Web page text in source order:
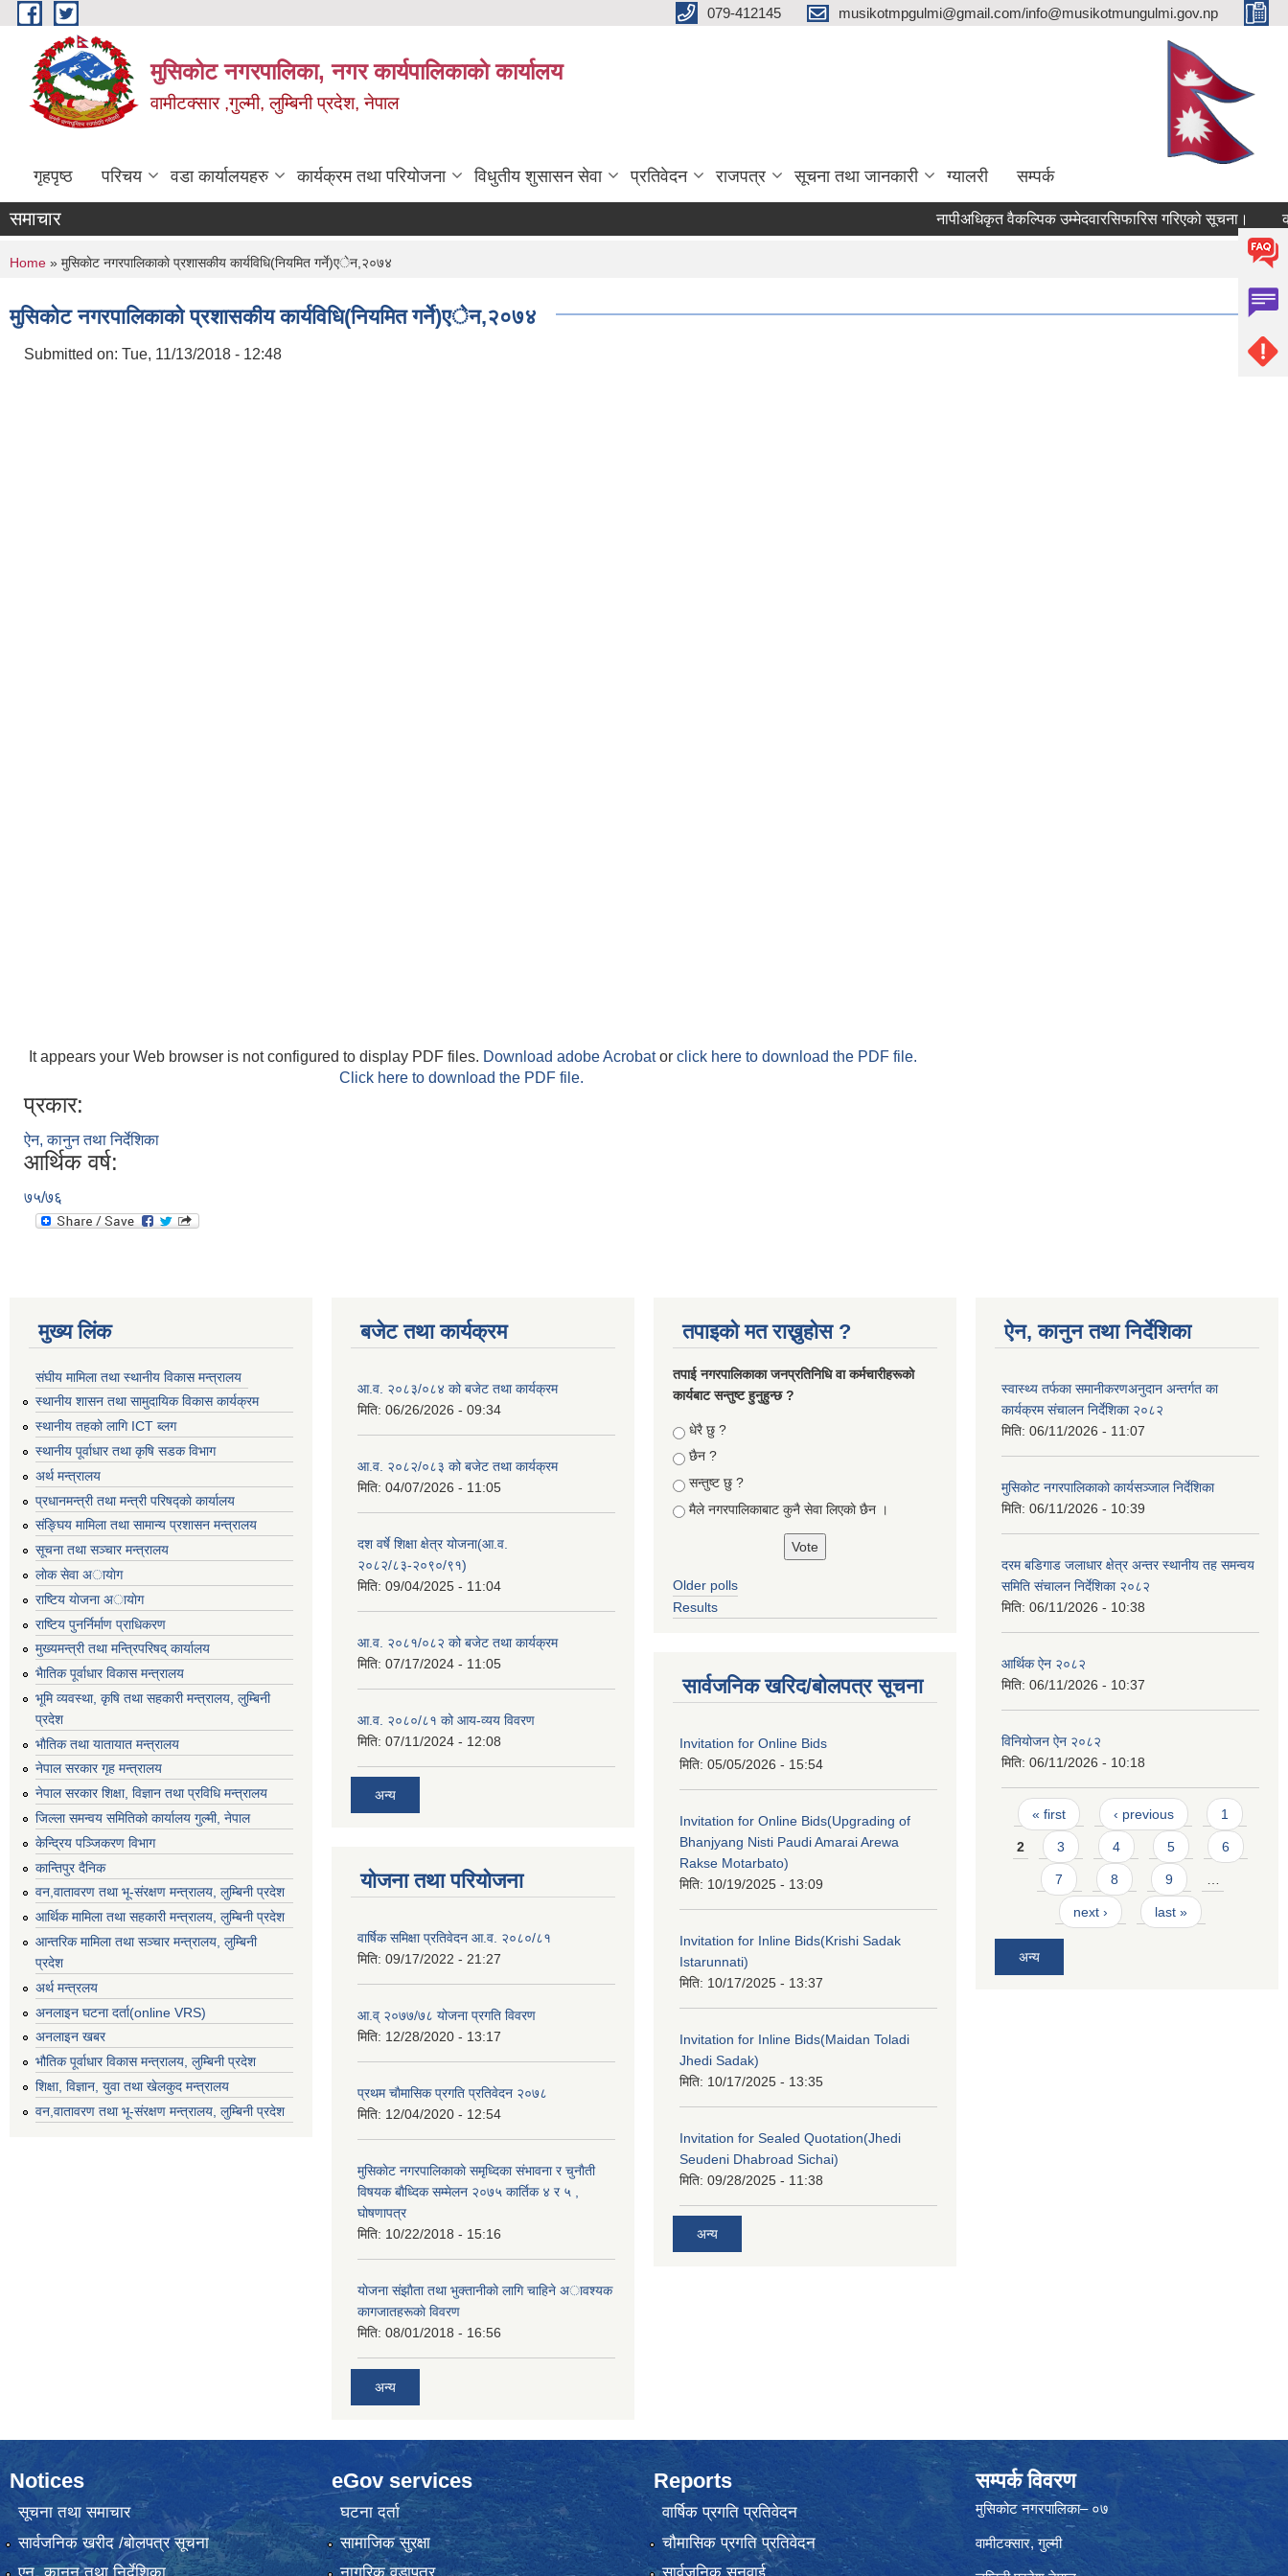
Skip to main content 079-412145 musikotmpgulmi@gmail.com/info@musikotmungulmi.gov.np
मुसिकोट नगरपालिका, नगर कार्यपालिकाकाे कार्यालय
वामीटक्सार ,गुल्मी, लुम्बिनी प्रदेश, नेपाल
गृहपृष्ठ परिचय वडा कार्यालयहरु कार्यक्रम तथा परियोजना विधुतीय शुसासन सेवा प्रतिवेदन राजपत्र सूचना तथा जानकारी ग्यालरी सम्पर्क
समाचार नापीअधिकृत वैकल्पिक उम्मेदवारसिफारिस गरिएको सूचना।
You are here
Home » मुसिकाेट नगरपालिकाकाे प्रशासकीय कार्यविधि(नियमित गर्ने)एेन,२०७४
मुसिकाेट नगरपालिकाकाे प्रशासकीय कार्यविधि(नियमित गर्ने)एेन,२०७४
Submitted on: Tue, 11/13/2018 - 12:48
It appears your Web browser is not configured to display PDF files. Download adobe Acrobator click here to download the PDF file.
Click here to download the PDF file.
प्रकार:
ऐन, कानुन तथा निर्देशिका
आर्थिक वर्ष:
७५/७६
मुख्य लिंक
संघीय मामिला तथा स्थानीय विकास मन्त्रालय
स्थानीय शासन तथा सामुदायिक विकास कार्यक्रम
स्थानीय तहको लागि ICT ब्लग
स्थानीय पूर्वाधार तथा कृषि सडक विभाग
अर्थ मन्त्रालय
प्रधानमन्त्री तथा मन्त्री परिषद्काे कार्यालय
संङ्घिय मामिला तथा सामान्य प्रशासन मन्त्रालय
सूचना तथा सञ्चार मन्त्रालय
लाेक सेवा अायाेग
राष्टिय याेजना अायाेग
राष्टिय पुनर्निर्माण प्राधिकरण
मुख्यमन्त्री तथा मन्त्रिपरिषद् कार्यालय
भैातिक पूर्वाधार विकास मन्त्रालय
भूमि व्यवस्था, कृषि तथा सहकारी मन्त्रालय, लु्म्बिनी
प्रदेश
भाैतिक तथा यातायात मन्त्रालय
नेपाल सरकार गृह मन्त्रालय
नेपाल सरकार शिक्षा, विज्ञान तथा प्रविधि मन्त्रालय
जिल्ला समन्वय समितिको कार्यालय गुल्मी, नेपाल
केन्द्रिय पञ्जिकरण विभाग
कान्तिपुर दैनिक
वन,वातावरण तथा भू-संरक्षण मन्त्रालय, लुम्बिनी प्रदेश
आर्थिक मामिला तथा सहकारी मन्त्रालय, लुम्बिनी प्रदेश
आन्तरिक मामिला तथा सञ्चार मन्त्रालय, लुम्बिनी
प्रदेश
अर्थ मन्त्रलय
अनलाइन घटना दर्ता(online VRS)
अनलाइन खबर
भौतिक पूर्वाधार विकास मन्त्रालय, लुम्बिनी प्रदेश
शिक्षा, विज्ञान, युवा तथा खेलकुद मन्‍‍त्रालय
वन,वातावरण तथा भू-संरक्षण मन्त्रालय, लुम्बिनी प्रदेश
बजेट तथा कार्यक्रम
आ.व. २०८३/०८४ को बजेट तथा कार्यक्रम
मिति: 06/26/2026 - 09:34
आ.व. २०८२/०८३ को बजेट तथा कार्यक्रम
मिति: 04/07/2026 - 11:05
दश वर्षे शिक्षा क्षेत्र योजना(आ.व.
२०८२/८३-२०९०/९१)
मिति: 09/04/2025 - 11:04
आ.व. २०८१/०८२ को बजेट तथा कार्यक्रम
मिति: 07/17/2024 - 11:05
आ.व. २०८०/८१ को आय-व्यय विवरण
मिति: 07/11/2024 - 12:08
अन्य
योजना तथा परियोजना
वार्षिक समिक्षा प्रतिवेदन आ.व. २०८०/८१
मिति: 09/17/2022 - 21:27
आ.व् २०७७/७८ योजना प्रगति विवरण
मिति: 12/28/2020 - 13:17
प्रथम चाैमासिक प्रगति प्रतिवेदन २०७८
मिति: 12/04/2020 - 12:54
मुसिकाेट नगरपालिकाकाे समृध्दिका संभावना र चुनाैती
विषयक बाैध्दिक सम्मेलन २०७५ कार्तिक ४ र ५ ,
घाेषणापत्र
मिति: 10/22/2018 - 15:16
याेजना संझाैता तथा भुक्तानीकाे लागि चाहिने अावश्यक
कागजातहरूकाे विवरण
मिति: 08/01/2018 - 16:56
अन्य
तपाइको मत राख्नुहोस ?
तपा‌ई नगरपालिकाका जनप्रतिनिधि वा कर्मचारीहरूकाे
कार्यबाट सन्तुष्ट हुनुहुन्छ ?
Choices
धेरै छु ?
छैन ?
सन्तुष्ट छु ?
मैले नगरपालिकाबाट कुनै सेवा लिएकाे छैन ।
Older polls
Results
सार्वजनिक खरिद/बोलपत्र सूचना
Invitation for Online Bids
मिति: 05/05/2026 - 15:54
Invitation for Online Bids(Upgrading of
Bhanjyang Nisti Paudi Amarai Arewa
Rakse Motarbato)
मिति: 10/19/2025 - 13:09
Invitation for Inline Bids(Krishi Sadak
Istarunnati)
मिति: 10/17/2025 - 13:37
Invitation for Inline Bids(Maidan Toladi
Jhedi Sadak)
मिति: 10/17/2025 - 13:35
Invitation for Sealed Quotation(Jhedi
Seudeni Dhabroad Sichai)
मिति: 09/28/2025 - 11:38
अन्य
ऐन, कानुन तथा निर्देशिका
स्वास्थ्य तर्फका समानीकरणअनुदान अन्तर्गत का
कार्यक्रम संचालन निर्देशिका २०८२
मिति: 06/11/2026 - 11:07
मुसिकोट नगरपालिकाको कार्यसञ्जाल निर्देशिका
मिति: 06/11/2026 - 10:39
दरम बडिगाड जलाधार क्षेत्र अन्तर स्थानीय तह समन्वय
समिति संचालन निर्देशिका २०८२
मिति: 06/11/2026 - 10:38
आर्थिक ऐन २०८२
मिति: 06/11/2026 - 10:37
विनियोजन ऐन २०८२
मिति: 06/11/2026 - 10:18
Pages
« first ‹ previous 1
2 3 4 5 6
7 8 9 …
next › last »
अन्य
Notices
सूचना तथा समाचार
सार्वजनिक खरीद /बोलपत्र सूचना
eGov services
घटना दर्ता
सामाजिक सुरक्षा
Reports
वार्षिक प्रगति प्रतिवेदन
चौमासिक प्रगति प्रतिवेदन
सम्पर्क विवरण
मुसिकोट नगरपालिका– ०७
वामीटक्सार, गुल्मी